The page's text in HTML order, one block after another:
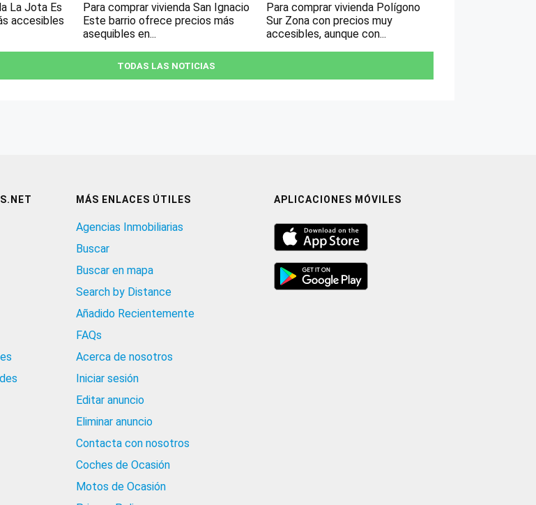
La Jota Es
accesibles
Para comprar vivienda San Ignacio
Este barrio ofrece precios más
asequibles en...
Para comprar vivienda Polígono
Sur Zona con precios muy
accesibles, aunque con...
TODAS LAS NOTICIAS
MÁS ENLACES ÚTILES
Agencias Inmobiliarias
Buscar
Buscar en mapa
Search by Distance
Añadido Recientemente
FAQs
Acerca de nosotros
Iniciar sesión
Editar anuncio
Eliminar anuncio
Contacta con nosotros
Coches de Ocasión
Motos de Ocasión
APLICACIONES MÓVILES